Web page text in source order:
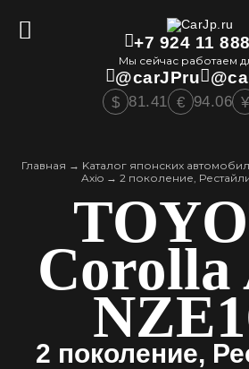
+7 924 11
Мы сейчас работаем
@carJPru
$ 81.41 € 94.06 ¥
Главная → Kаталог японских
Axio→ 2 поколение,
Corolla
2 поколение,